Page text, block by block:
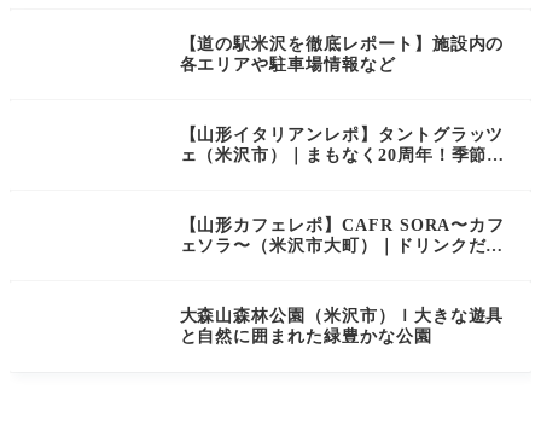
【道の駅米沢を徹底レポート】施設内の
各エリアや駐車場情報など
【山形イタリアンレポ】タントグラッツ
ェ（米沢市）｜まもなく20周年！季節の
【山形カフェレポ】CAFR SORA〜カフ
ェソラ〜（米沢市大町）｜ドリンクだけ
大森山森林公園（米沢市）ｌ大きな遊具
と自然に囲まれた緑豊かな公園